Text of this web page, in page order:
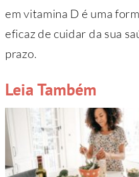
em vitamina D é uma
eficaz de cuidar da sua
prazo.
Leia Também